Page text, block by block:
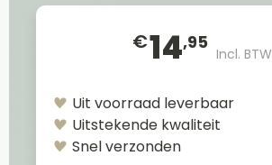
€14,95
Incl. BTW
Uit voorraad leverbaar
Uitstekende kwaliteit
Snel verzonden